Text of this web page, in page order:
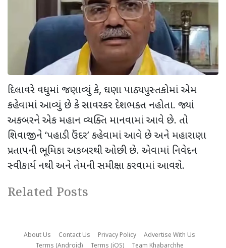
દિલાવરે વધુમાં જણાવ્યું કે, ઘણા પાઠ્યપુસ્તકોમાં એમ
કહેવામાં આવ્યું છે કે સાવરકર દેશભક્ત નહોતા. જ્યાં
અકબરને એક મહાન વ્યક્તિ માનવામાં આવે છે. તો
શિવાજીને ‘પહાડી ઉંદર’ કહેવામાં આવે છે અને મહારાણા
પ્રતાપની ભૂમિકા અકબરથી ઓછી છે. એવામાં નિવેદન
સ્વીકાર્ય નથી અને તેમની સમીક્ષા કરવામાં આવશે.
Related Posts
About Us Contact Us Privacy Policy
Advertise With Us
Terms (Android)
Terms (iOS) Team Khabarchhe